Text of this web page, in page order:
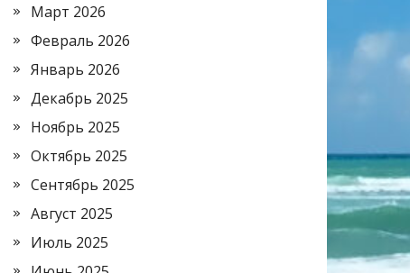
Март 2026
Февраль 2026
Январь 2026
Декабрь 2025
Ноябрь 2025
Октябрь 2025
Сентябрь 2025
Август 2025
Июль 2025